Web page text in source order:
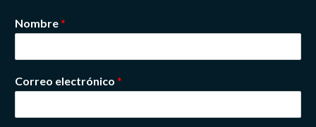
Nombre*
Correo electrónico *